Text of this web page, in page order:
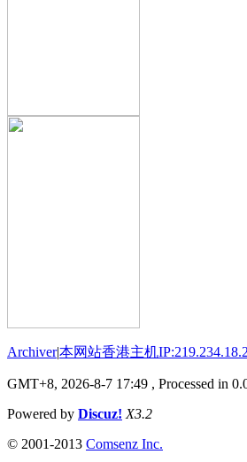
Archiver|本网站香港主机
GMT+8, 2026-8-7 17:49 , Processed in
Powered by Discuz! X3.2
© 2001-2013 Comsenz Inc.